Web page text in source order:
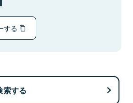
する
索する